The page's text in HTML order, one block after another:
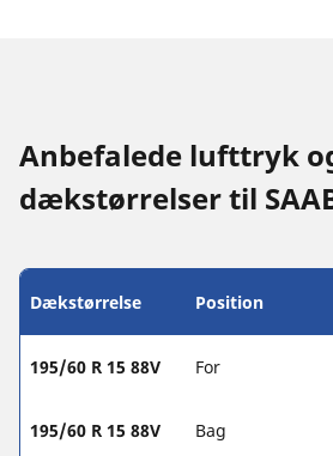
Anbefalede lufttryk
dækstørrelser til
Dækstørrelse Position
195/60 R 15 88V For
195/60 R 15 88V Bag